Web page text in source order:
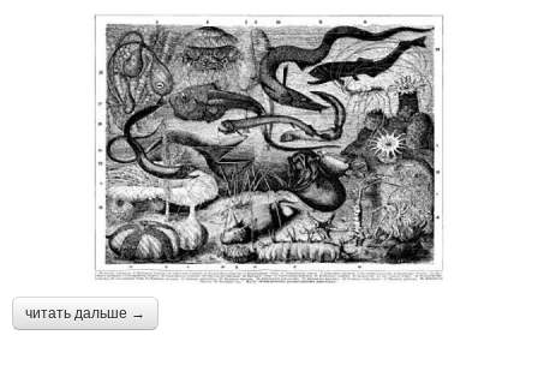
читать дальше →